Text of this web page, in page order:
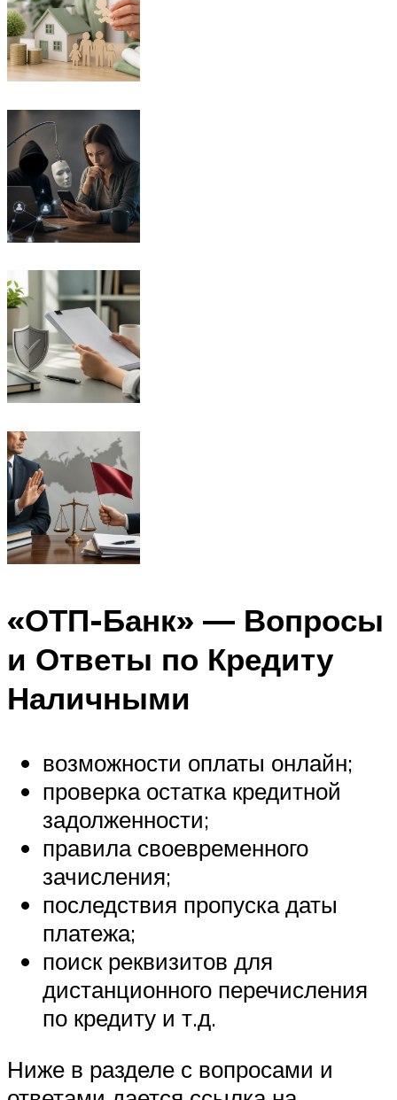
«ОТП-Банк» — Вопросы
и Ответы по Кредиту
Наличными
возможности оплаты онлайн;
проверка остатка кредитной
задолженности;
правила своевременного
зачисления;
последствия пропуска даты
платежа;
поиск реквизитов для
дистанционного перечисления
по кредиту и т.д.
Ниже в разделе с вопросами и